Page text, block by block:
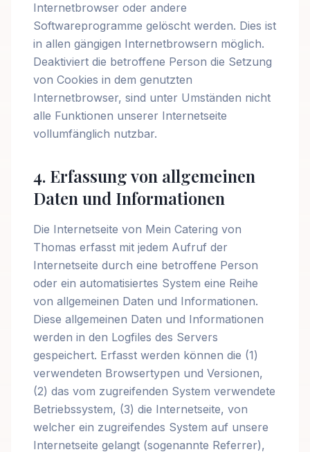
Internetbrowser oder andere
Softwareprogramme gelöscht werden. Dies ist
in allen gängigen Internetbrowsern möglich.
Deaktiviert die betroffene Person die Setzung
von Cookies in dem genutzten
Internetbrowser, sind unter Umständen nicht
alle Funktionen unserer Internetseite
vollumfänglich nutzbar.
4. Erfassung von allgemeinen
Daten und Informationen
Die Internetseite von Mein Catering von
Thomas erfasst mit jedem Aufruf der
Internetseite durch eine betroffene Person
oder ein automatisiertes System eine Reihe
von allgemeinen Daten und Informationen.
Diese allgemeinen Daten und Informationen
werden in den Logfiles des Servers
gespeichert. Erfasst werden können die (1)
verwendeten Browsertypen und Versionen,
(2) das vom zugreifenden System verwendete
Betriebssystem, (3) die Internetseite, von
welcher ein zugreifendes System auf unsere
Internetseite gelangt (sogenannte Referrer),